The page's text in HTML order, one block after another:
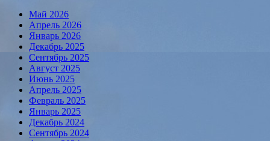
Май 2026
Апрель 2026
Январь 2026
Декабрь 2025
Сентябрь 2025
Август 2025
Июнь 2025
Апрель 2025
Февраль 2025
Январь 2025
Декабрь 2024
Сентябрь 2024